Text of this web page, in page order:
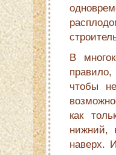
В
чтобы
как
нижний,
наверх.